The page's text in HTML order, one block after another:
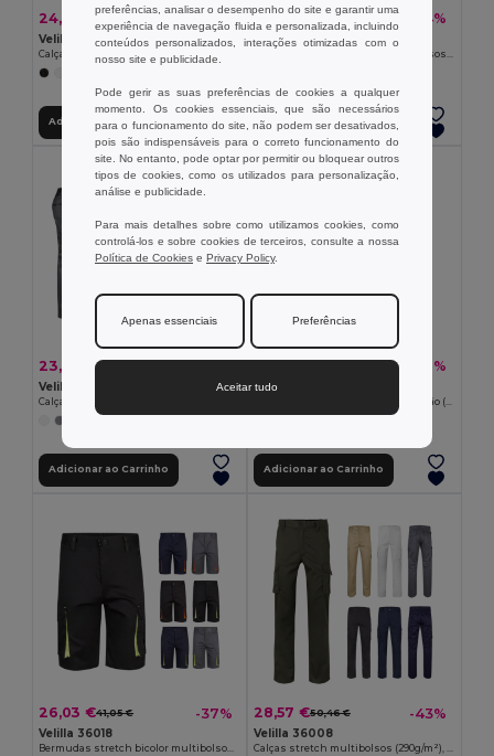
24,44 € -43%
Velilla 36003
Adicionar ao Carrinho
15,91 € 24,09 € -34%
Velilla 36116
Adicionar ao Carrinho
23,05 € 37,23 €
Velilla 36029
Adicionar ao Carrinho
14,16 € -31%
Velilla 36114
Adicionar ao Carrinho
26,03 €41,05 € -37%
Velilla 36018
Bermudas stretch bicolor multibolsos (240g/m²), em algodão (46%), EME (38%) e poliéster (16%)
28,57 €50,46 € -43%
Velilla 36008
Calças stretch multibolsos (290g/m²), em algodão (46%), EME (38%) e poliéster (16%)
preferências, analisar o desempenho do site e garantir uma
experiência de navegação fluida e personalizada, incluindo
conteúdos personalizados, interações otimizadas com o
nosso site e publicidade.
Pode gerir as suas preferências de cookies a qualquer
momento. Os cookies essenciais, que são necessários
para o funcionamento do site, não podem ser desativados,
pois são indispensáveis para o correto funcionamento do
site. No entanto, pode optar por permitir ou bloquear outros
tipos de cookies, como os utilizados para personalização,
análise e publicidade.
Para mais detalhes sobre como utilizamos cookies, como
controlá-los e sobre cookies de terceiros, consulte a nossa
Política de Cookies e Privacy Policy.
Apenas essenciais Preferências
Aceitar tudo